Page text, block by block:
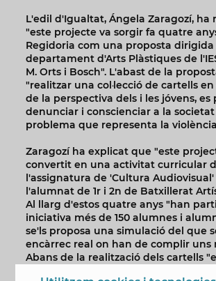
L'edil d'Igualtat, Ángela Zaragozí, ha
"este projecte va sorgir fa quatre
Regidoria com una proposta dirigida
departament d'Arts Plàstiques de
M. Orts i Bosch". L'abast de la
"realitzar una col·lecció de cartells
de la perspectiva dels i les jóvens, es
denunciar i conscienciar a la
problema que representa la
Zaragozí ha explicat que "este
convertit en una activitat curricular
l'assignatura de 'Cultura
l'alumnat de 1r i 2n de Batxillerat
Al llarg d'estos quatre anys "han
iniciativa més de 150 alumnes i
se'ls proposa una simulació del que
encàrrec real on han de complir uns
Abans de la realització dels cartells